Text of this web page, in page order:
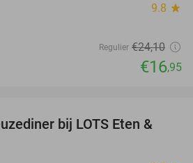
9.8 star
Regulier €24,10
€16,95
38%
bij LOTS Eten &